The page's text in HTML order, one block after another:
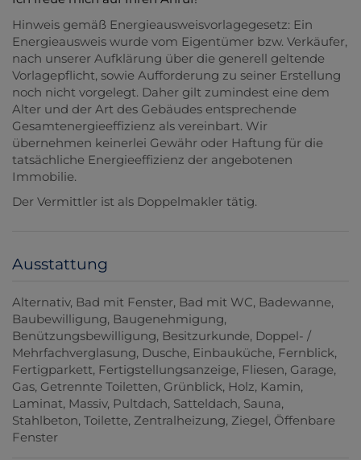
Hinweis gemäß Energieausweisvorlagegesetz: Ein
Energieausweis wurde vom Eigentümer bzw. Verkäufer,
nach unserer Aufklärung über die generell geltende
Vorlagepflicht, sowie Aufforderung zu seiner Erstellung
noch nicht vorgelegt. Daher gilt zumindest eine dem
Alter und der Art des Gebäudes entsprechende
Gesamtenergieeffizienz als vereinbart. Wir
übernehmen keinerlei Gewähr oder Haftung für die
tatsächliche Energieeffizienz der angebotenen
Immobilie.
Der Vermittler ist als Doppelmakler tätig.
Ausstattung
Alternativ Bad mit Fenster Bad mit WC Badewanne
Baubewilligung Baugenehmigung
Benützungsbewilligung Besitzurkunde Doppel- /
Mehrfachverglasung Dusche Einbauküche Fernblick
Fertigparkett Fertigstellungsanzeige Fliesen Garage
Gas Getrennte Toiletten Grünblick Holz Kamin
Laminat Massiv Pultdach Satteldach Sauna
Stahlbeton Toilette Zentralheizung Ziegel Öffenbare
Fenster